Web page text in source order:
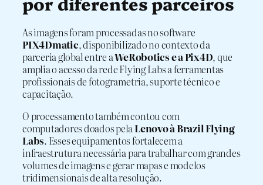
As imagens foram processadas no software
PIX4Dmatic, disponibilizado no contexto da
parceria global entre aWeRobotics e a Pix4D, que
amplia o acesso da rede Flying Labs a ferramentas
profissionais de fotogrametria, suporte técnico e
capacitação.
O processamento também contou com
computadores doados pela Lenovo à Brazil Flying
Labs. Esses equipamentos fortalecem a
infraestrutura necessária para trabalhar com grandes
volumes de imagens e gerar mapas e modelos
tridimensionais de alta resolução.